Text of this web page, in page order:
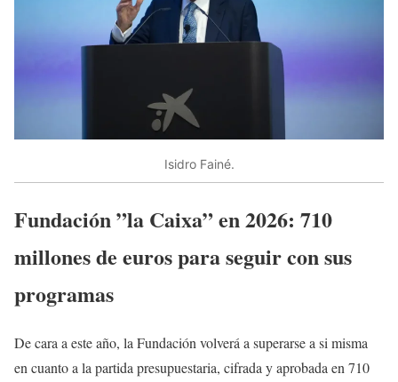
Isidro Fainé.
Fundación ”la Caixa” en 2026: 710
millones de euros para seguir con sus
programas
De cara a este año, la Fundación volverá a superarse a si misma
en cuanto a la partida presupuestaria, cifrada y aprobada en 710